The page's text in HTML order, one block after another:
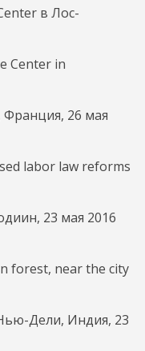
в Лос-
26 мая
23 мая 2016
Дели, Индия, 23